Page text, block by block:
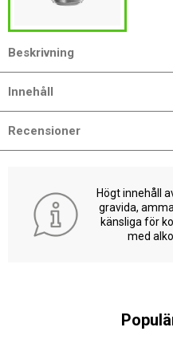
Beskrivning
Innehåll
Recensioner
Högt innehåll
gravida,
känsliga för
med